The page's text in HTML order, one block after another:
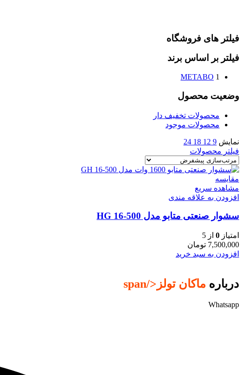
فیلتر های فروشگاه
فیلتر بر اساس برند
METABO 1
وضعیت محصول
محصولات تخفیف دار
محصولات موجود
نمایش 9
12
18
24
فیلتر محصولات
مقایسه
مشاهده سریع
افزودن به علاقه مندی
سشوار صنعتی متابو مدل HG 16-500
امتیاز 0 از 5
7,500,000 تومان
افزودن به سبد خرید
درباره ماکان تولز </span
Whatsapp